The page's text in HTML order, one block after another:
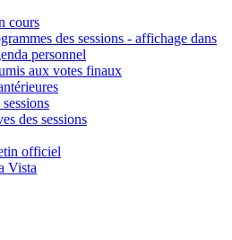
cours
des sessions - affichage dans
personnel
aux votes finaux
des sessions
officiel
Vista